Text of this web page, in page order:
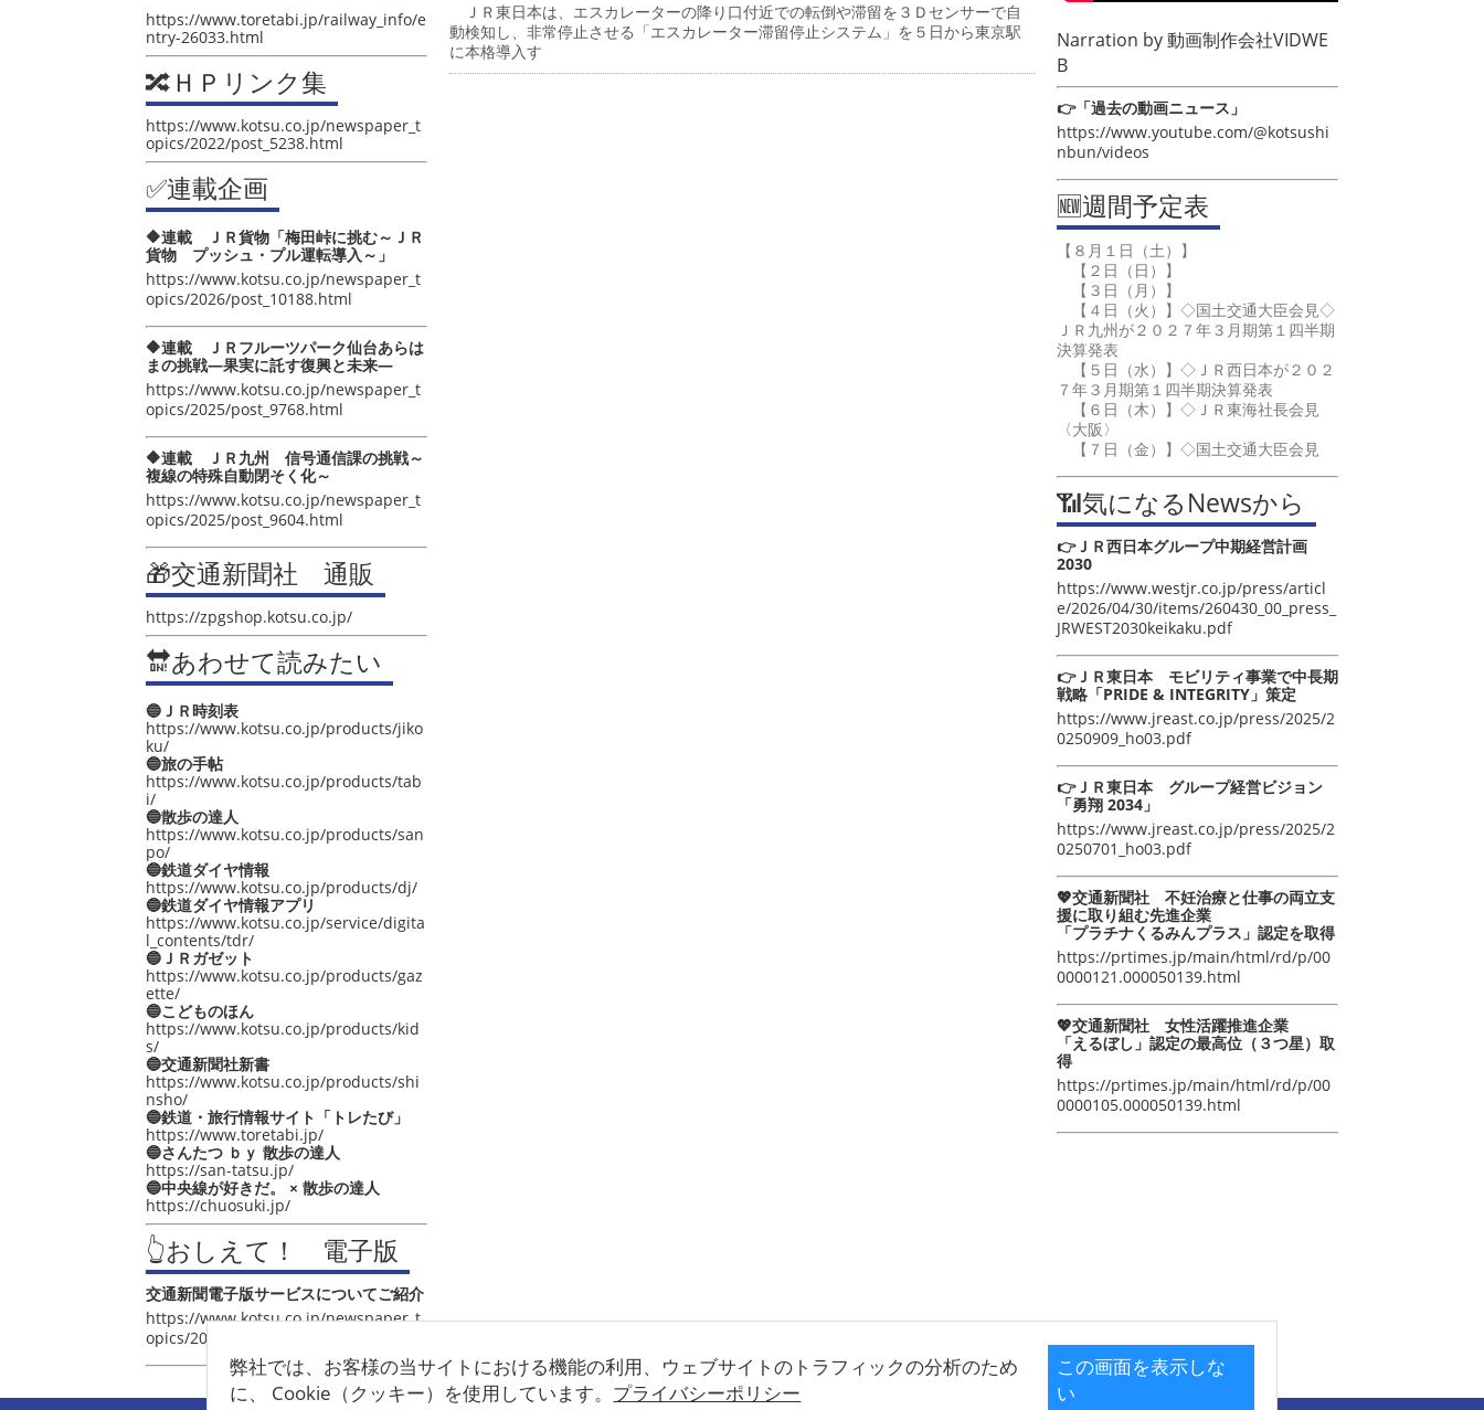
弊社では、お客様の当サイトにおける機能の利用、ウェブサイトのトラフィックの分析のため
に、 Cookie（クッキー）を使用しています。 プライバシーポリシー
この画面を表示しな
い
https://www.toretabi.jp/railway_info/e
ntry-26033.html
🔀ＨＰリンク集
https://www.kotsu.co.jp/newspaper_t
opics/2022/post_5238.html
✅連載企画
🔶連載 ＪＲ貨物「梅田峠に挑む～ＪＲ
貨物 プッシュ・プル運転導入～」
https://www.kotsu.co.jp/newspaper_t
opics/2026/post_10188.html
🔶連載 ＪＲフルーツパーク仙台あらは
まの挑戦―果実に託す復興と未来―
https://www.kotsu.co.jp/newspaper_t
opics/2025/post_9768.html
🔶連載 ＪＲ九州 信号通信課の挑戦～
複線の特殊自動閉そく化～
https://www.kotsu.co.jp/newspaper_t
opics/2025/post_9604.html
🎁交通新聞社 通販
https://zpgshop.kotsu.co.jp/
🔛あわせて読みたい
🔵ＪＲ時刻表
https://www.kotsu.co.jp/products/jiko
ku/
🔵旅の手帖
https://www.kotsu.co.jp/products/tab
i/
🔵散歩の達人
https://www.kotsu.co.jp/products/san
po/
🔵鉄道ダイヤ情報
https://www.kotsu.co.jp/products/dj/
🔵鉄道ダイヤ情報アプリ
https://www.kotsu.co.jp/service/digita
l_contents/tdr/
🔵ＪＲガゼット
https://www.kotsu.co.jp/products/gaz
ette/
🔵こどものほん
https://www.kotsu.co.jp/products/kid
s/
🔵交通新聞社新書
https://www.kotsu.co.jp/products/shi
nsho/
🔵鉄道・旅行情報サイト「トレたび」
https://www.toretabi.jp/
🔵さんたつ ｂｙ 散歩の達人
https://san-tatsu.jp/
🔵中央線が好きだ。 × 散歩の達人
https://chuosuki.jp/
👆おしえて！ 電子版
交通新聞電子版サービスについてご紹介
https://www.kotsu.co.jp/newspaper_t
opics/2021/post_4048.html
ＪＲ東日本は、エスカレーターの降り口付近での転倒や滞留を３Ｄセンサーで自
動検知し、非常停止させる「エスカレーター滞留停止システム」を５日から東京駅
に本格導入す
Narration by動画制作会社VIDWE
B
👉「過去の動画ニュース」
https://www.youtube.com/@kotsushi
nbun/videos
🆕週間予定表
【８月１日（土）】
【２日（日）】
【３日（月）】
【４日（火）】◇国土交通大臣会見◇
ＪＲ九州が２０２７年３月期第１四半期
決算発表
【５日（水）】◇ＪＲ西日本が２０２
７年３月期第１四半期決算発表
【６日（木）】◇ＪＲ東海社長会見
〈大阪〉
【７日（金）】◇国土交通大臣会見
📶気になるNewsから
👉ＪＲ西日本グループ中期経営計画
2030
https://www.westjr.co.jp/press/articl
e/2026/04/30/items/260430_00_press_
JRWEST2030keikaku.pdf
👉ＪＲ東日本 モビリティ事業で中長期
戦略「PRIDE & INTEGRITY」策定
https://www.jreast.co.jp/press/2025/2
0250909_ho03.pdf
👉ＪＲ東日本 グループ経営ビジョン
「勇翔 2034」
https://www.jreast.co.jp/press/2025/2
0250701_ho03.pdf
💖交通新聞社 不妊治療と仕事の両立支
援に取り組む先進企業
「プラチナくるみんプラス」認定を取得
https://prtimes.jp/main/html/rd/p/00
0000121.000050139.html
💖交通新聞社 女性活躍推進企業
「えるぼし」認定の最高位（３つ星）取
得
https://prtimes.jp/main/html/rd/p/00
0000105.000050139.html